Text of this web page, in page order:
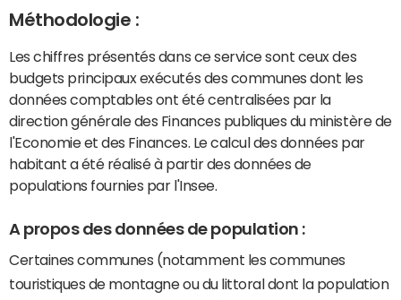
Méthodologie :
Les chiffres présentés dans ce service sont ceux des
budgets principaux exécutés des communes dont les
données comptables ont été centralisées par la
direction générale des Finances publiques du ministère de
l'Economie et des Finances. Le calcul des données par
habitant a été réalisé à partir des données de
populations fournies par l'Insee.
A propos des données de population :
Certaines communes (notamment les communes
touristiques de montagne ou du littoral dont la population